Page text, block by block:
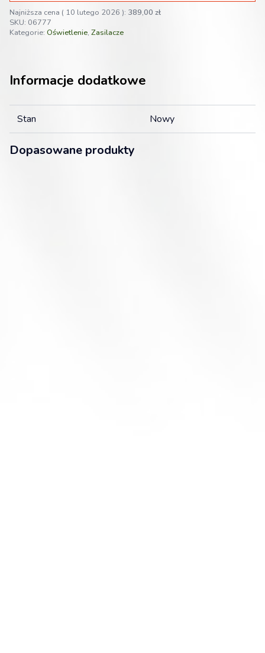
Najniższa cena ( 10 lutego 2026 ): 389,00 zł
SKU: 06777
Kategorie: Oświetlenie, Zasilacze
Informacje dodatkowe
Stan Nowy
Dopasowane produkty